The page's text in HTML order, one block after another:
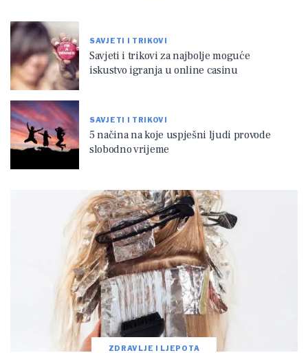
SAVJETI I TRIKOVI
Savjeti i trikovi za najbolje moguće
iskustvo igranja u online casinu
SAVJETI I TRIKOVI
5 načina na koje uspješni ljudi provode
slobodno vrijeme
ZDRAVLJE I LJEPOTA